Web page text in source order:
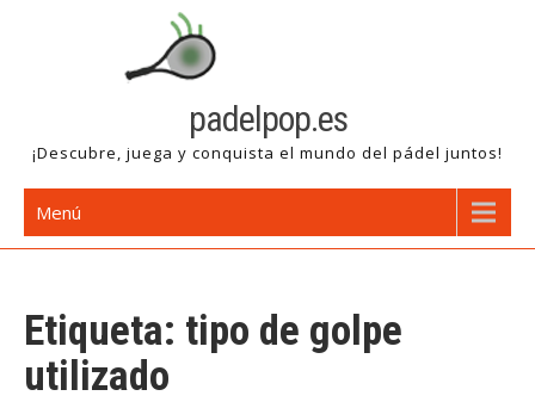
padelpop.es
¡Descubre, juega y conquista el mundo del pádel juntos!
Menú
Etiqueta: tipo de golpe
utilizado